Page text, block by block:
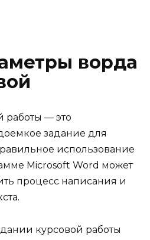
ворда
работы — это
задание для
использование
Microsoft Word может
процесс написания и
курсовой работы